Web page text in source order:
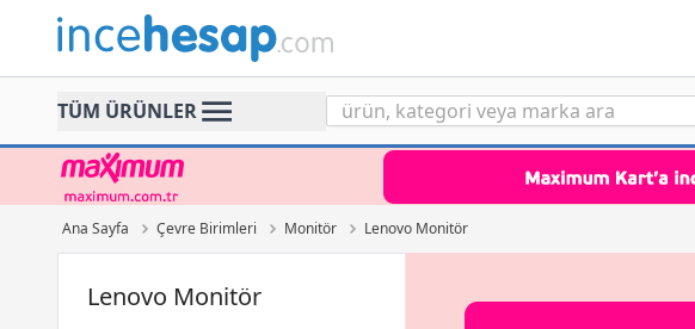
Incehesap
TÜM ÜRÜNLER
Ana Sayfa Çevre Birimleri Monitör Lenovo Monitör
Lenovo Monitör